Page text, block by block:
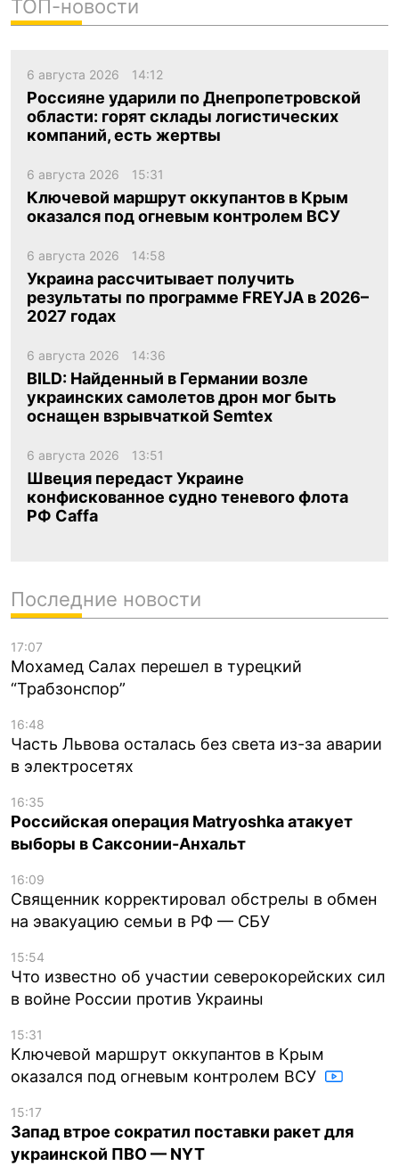
ТОП-новости
6 августа 2026 14:12
Россияне ударили по Днепропетровской
области: горят склады логистических
компаний, есть жертвы
6 августа 2026 15:31
Ключевой маршрут оккупантов в Крым
оказался под огневым контролем ВСУ
6 августа 2026 14:58
Украина рассчитывает получить
результаты по программе FREYJA в 2026–
2027 годах
6 августа 2026 14:36
BILD: Найденный в Германии возле
украинских самолетов дрон мог быть
оснащен взрывчаткой Semtex
6 августа 2026 13:51
Швеция передаст Украине
конфискованное судно теневого флота
РФ Caffa
Последние новости
17:07
Мохамед Салах перешел в турецкий
“Трабзонспор”
16:48
Часть Львова осталась без света из-за аварии
в электросетях
16:35
Российская операция Matryoshka атакует
выборы в Саксонии-Анхальт
16:09
Священник корректировал обстрелы в обмен
на эвакуацию семьи в РФ — СБУ
15:54
Что известно об участии северокорейских сил
в войне России против Украины
15:31
Ключевой маршрут оккупантов в Крым
оказался под огневым контролем ВСУ
15:17
Запад втрое сократил поставки ракет для
украинской ПВО — NYT